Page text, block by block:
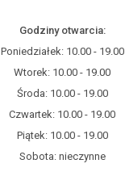
Godziny otwarcia:
Poniedziałek: 10.00 - 19.00
Wtorek: 10.00 - 19.00
Środa: 10.00 - 19.00
Czwartek: 10.00 - 19.00
Piątek: 10.00 - 19.00
Sobota: nieczynne